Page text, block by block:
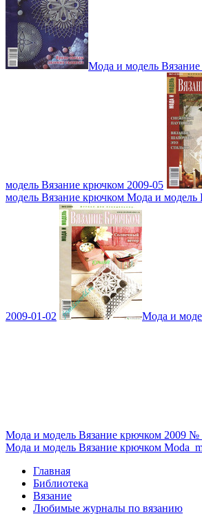
Мода и модель
модель Вязание крючком 2009-05
модель Вязание крючком Мода и модель
2009-01-02 Мода и
Мода и модель Вязание крючком 2009 №
Мода и модель Вязание крючком
Главная
Библиотека
Вязание
Любимые журналы по вязанию